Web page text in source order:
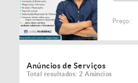
Preço:
Anúncios de Serviços
Total resultados: 2 Anúncios